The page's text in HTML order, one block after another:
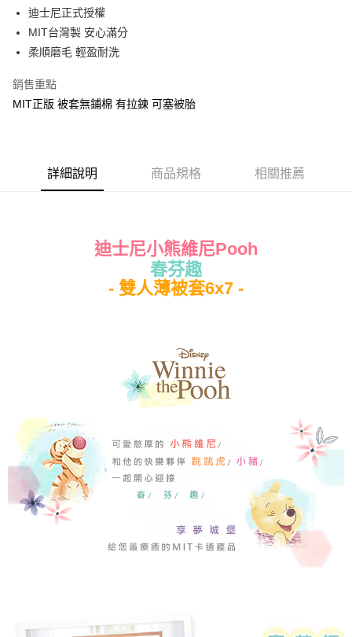
Apple Pay
街口支付
Google Pay
全家★依產品說明
7-11★依產品說明
每筆NT$60，滿NT$699(含以上)免運費
迪士尼正式授權
MIT台灣製 安心滿分
柔順磨毛 輕盈耐洗
銷售重點
MIT正版 被套無鋪棉 有拉鍊 可塞被胎
詳細說明 商品規格 相關推薦
迪士尼小熊維尼Pooh
春芬趣
- 雙人薄被套6x7 -